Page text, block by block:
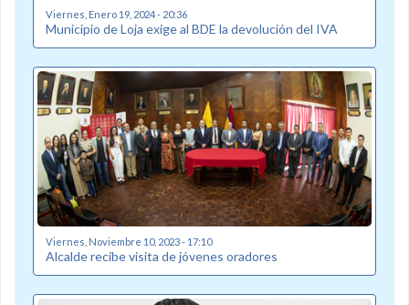
Viernes, Enero 19, 2024 - 20:36
Municipio de Loja exige al BDE la devolución del IVA
Viernes, Noviembre 10, 2023 - 17:10
Alcalde recibe visita de jóvenes oradores